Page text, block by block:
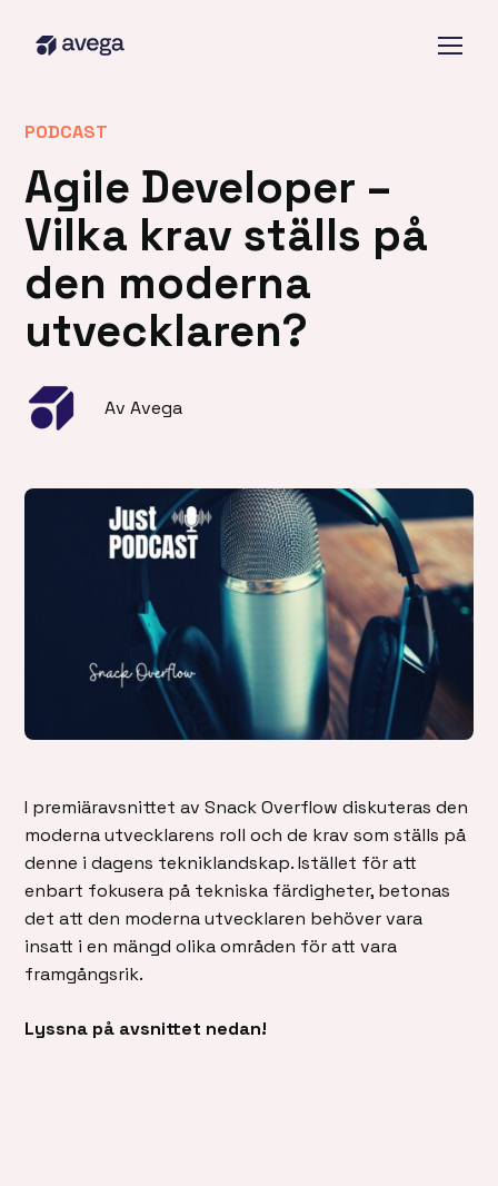
PODCAST
Agile Developer –
Vilka krav ställs på
den moderna
utvecklaren?
Av Avega
I premiäravsnittet av Snack Overflow diskuteras den
moderna utvecklarens roll och de krav som ställs på
denne i dagens tekniklandskap. Istället för att
enbart fokusera på tekniska färdigheter, betonas
det att den moderna utvecklaren behöver vara
insatt i en mängd olika områden för att vara
framgångsrik.
Lyssna på avsnittet nedan!